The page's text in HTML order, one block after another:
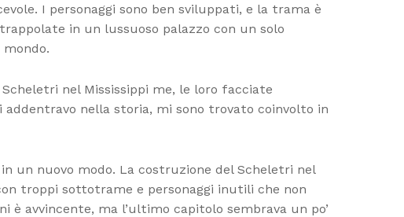
I personaggi sono ben sviluppati, e la trama è
in un lussuoso palazzo con un solo
nel Mississippi me, le loro facciate
nella storia, mi sono trovato coinvolto in
un nuovo modo. La costruzione del Scheletri nel
troppi sottotrame e personaggi inutili che non
avvincente, ma l’ultimo capitolo sembrava un po’